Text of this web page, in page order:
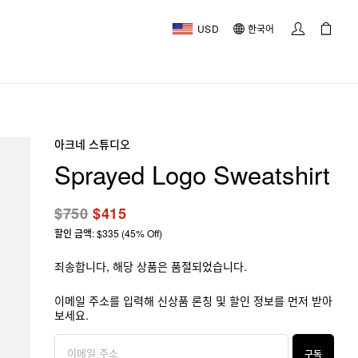
USD 한국어
아크네 스튜디오
Sprayed Logo Sweatshirt
$750$415
할인 금액: $335 (45% Off)
죄송합니다, 해당 상품은 품절되었습니다.
이메일 주소를 입력해 신상품 론칭 및 할인 정보를 먼저 받아
보세요.
구독